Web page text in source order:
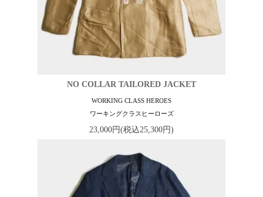
NO COLLAR TAILORED JACKET
WORKING CLASS HEROES
ワーキングクラスヒーローズ
23,000円(税込25,300円)